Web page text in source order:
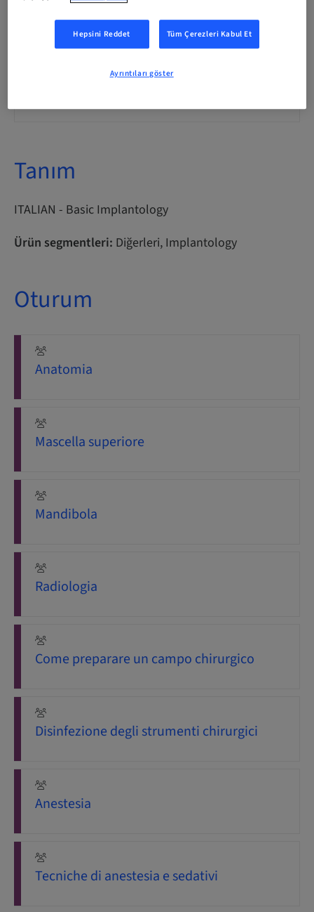
İletme Yöntemi
eLearning
Tanım
ITALIAN - Basic Implantology
Ürün segmentleri: Diğerleri, Implantology
Oturum
Anatomia
Mascella superiore
Mandibola
Radiologia
Come preparare un campo chirurgico
Disinfezione degli strumenti chirurgici
Anestesia
Tecniche di anestesia e sedativi
Hepsini Reddet Tüm Çerezleri Kabul Et
Ayrıntıları göster